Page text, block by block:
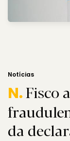
Notícias
N.Fisco
da